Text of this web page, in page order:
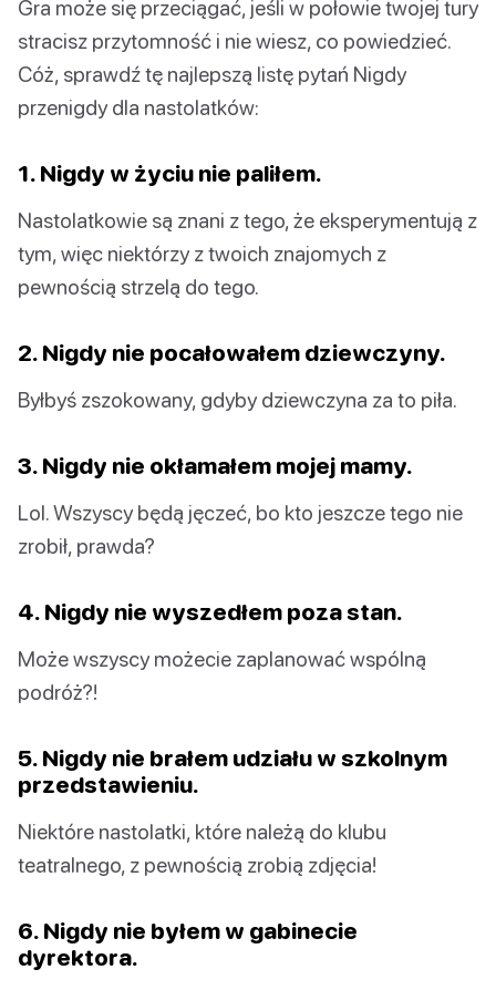
Gra może się przeciągać, jeśli w połowie twojej tury
stracisz przytomność i nie wiesz, co powiedzieć.
Cóż, sprawdź tę najlepszą listę pytań Nigdy
przenigdy dla nastolatków:
1. Nigdy w życiu nie paliłem.
Nastolatkowie są znani z tego, że eksperymentują z
tym, więc niektórzy z twoich znajomych z
pewnością strzelą do tego.
2. Nigdy nie pocałowałem dziewczyny.
Byłbyś zszokowany, gdyby dziewczyna za to piła.
3. Nigdy nie okłamałem mojej mamy.
Lol. Wszyscy będą jęczeć, bo kto jeszcze tego nie
zrobił, prawda?
4. Nigdy nie wyszedłem poza stan.
Może wszyscy możecie zaplanować wspólną
podróż?!
5. Nigdy nie brałem udziału w szkolnym
przedstawieniu.
Niektóre nastolatki, które należą do klubu
teatralnego, z pewnością zrobią zdjęcia!
6. Nigdy nie byłem w gabinecie
dyrektora.